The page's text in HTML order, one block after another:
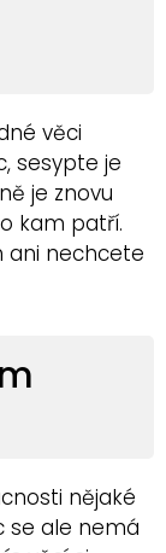
věci
sesypte je
je znovu
kam patří.
ani nechcete
nějaké
se ale nemá